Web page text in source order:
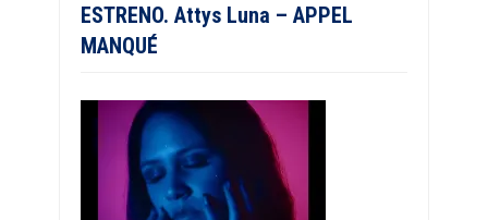
ESTRENO. Attys Luna – APPEL
MANQUÉ